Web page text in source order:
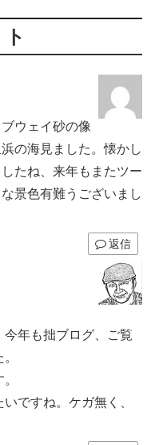
ウェイ砂の像
の海見ました。懐かし
たね、来年もまたツー
景色有難うございまし
返信
年も拙ブログ、ご覧
ですね。ケガ無く、